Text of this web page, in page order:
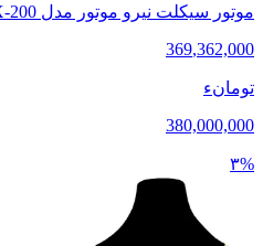
موتور سیکلت نیرو موتور مدل BX-200
369,362,000
تومانء
380,000,000
۳%